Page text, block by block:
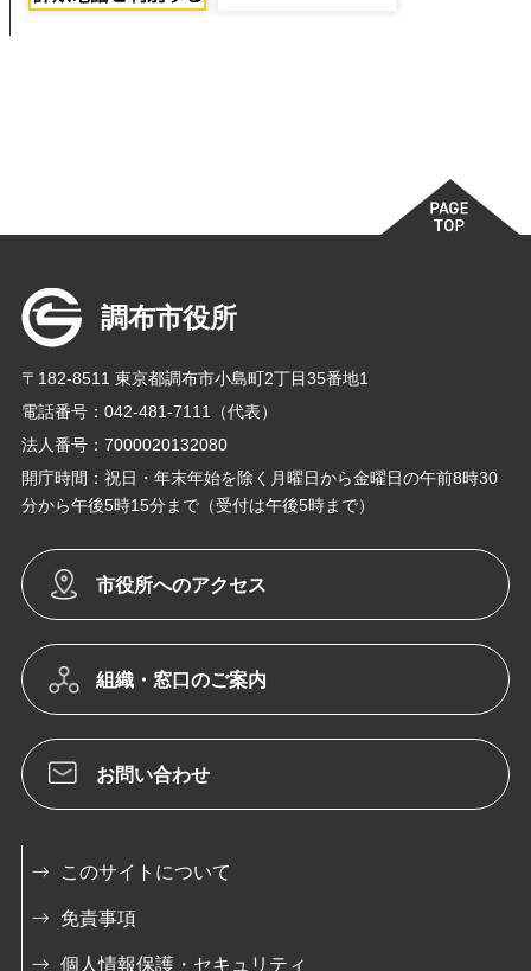
調布市役所
〒182-8511 東京都調布市小島町2丁目35番地1
電話番号：042-481-7111（代表）
法人番号：7000020132080
開庁時間：祝日・年末年始を除く月曜日から金曜日の午前8時30
分から午後5時15分まで（受付は午後5時まで）
市役所へのアクセス
組織・窓口のご案内
お問い合わせ
このサイトについて
免責事項
個人情報保護・セキュリティ